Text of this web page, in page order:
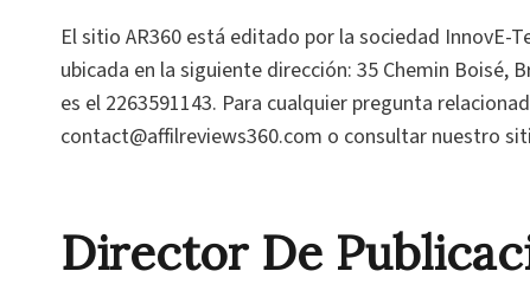
El sitio AR360 está editado por la sociedad InnovE-
ubicada en la siguiente dirección: 35 Chemin Boisé,
es el 2263591143. Para cualquier pregunta
contact@affilreviews360.com o consultar nuestro
Director De